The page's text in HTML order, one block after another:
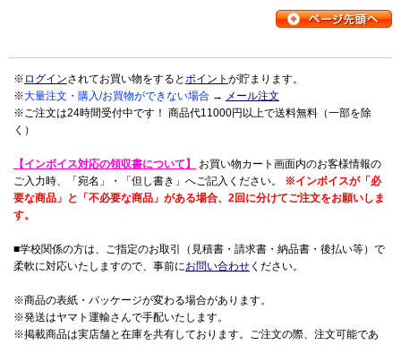
※ ログインされてお買い物をすると ポイント が貯まります。
※大量注文・購入/お買物ができない場合 → メール注文
※ご注文は24時間受付中です！ 商品代11000円以上で送料無料（一部を除
く）
【インボイス対応の領収書について】
お買い物カート画面内のお客様情報の
ご入力時、「宛名」・「但し書き」へご記入ください。 ※インボイスが「必
要な商品」と「不必要な商品」がある場合、2回に分けてご注文をお願いしま
す。
■学校関係の方は、ご指定のお取引（見積書・請求書・納品書・後払い等）で
柔軟に対応いたしますので、事前にお問い合わせ ください。
※商品の表紙・パッケージが変わる場合があります。
※発送はヤマト運輸さんで手配いたします。
※掲載商品は実店舗と在庫を共有しております。ご注文の際、注文可能であ